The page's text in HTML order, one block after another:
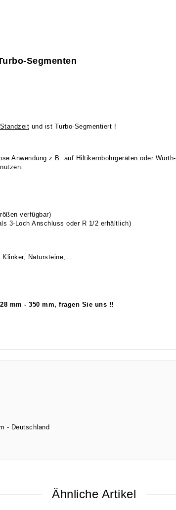
Segmenten
und ist Turbo-Segmentiert !
Anwendung z.B. auf Hiltikernbohrgeräten oder
verfügbar)
3-Loch Anschluss oder R 1/2 erhältlich)
Klinker, Natursteine,...
mm - 350 mm, fragen Sie uns !!
Deutschland
Ähnliche Artikel